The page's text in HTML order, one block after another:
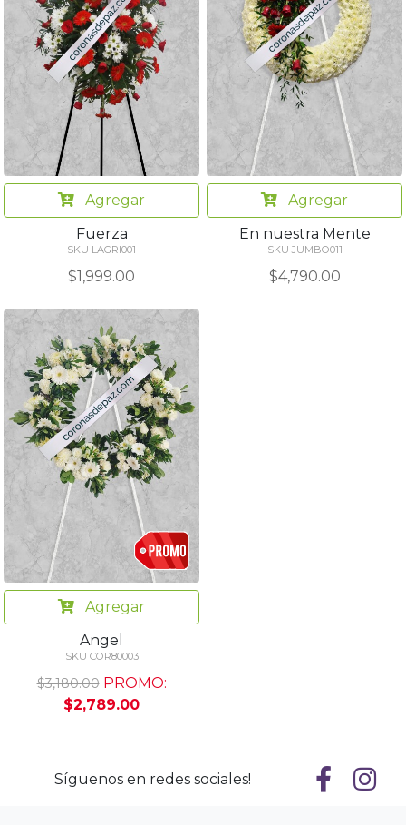
Agregar
Fuerza
SKU LAGRI001
$1,999.00
Agregar
En nuestra Mente
SKU JUMBO011
$4,790.00
Agregar
Angel
SKU COR80003
$3,180.00 PROMO:
$2,789.00
Síguenos en redes sociales!